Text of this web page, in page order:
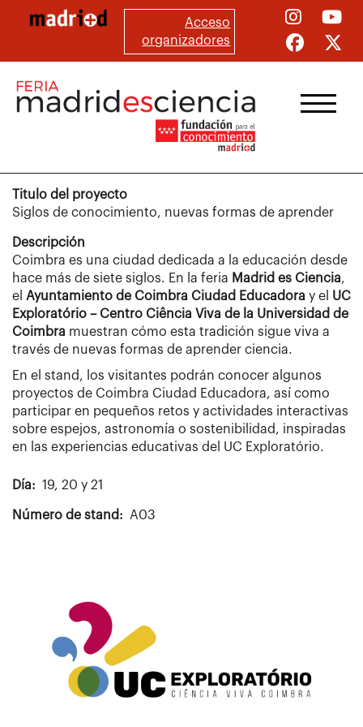
principal
Acceso
organizadores
Titulo del proyecto
Siglos de conocimiento, nuevas formas de aprender
Descripción
Coimbra es una ciudad dedicada a la educación desde
hace más de siete siglos. En la feria Madrid es Ciencia,
el Ayuntamiento de Coimbra Ciudad Educadora y el UC
Exploratório – Centro Ciência Viva de la Universidad de
Coimbra muestran cómo esta tradición sigue viva a
través de nuevas formas de aprender ciencia.
En el stand, los visitantes podrán conocer algunos
proyectos de Coimbra Ciudad Educadora, así como
participar en pequeños retos y actividades interactivas
sobre espejos, astronomía o sostenibilidad, inspiradas
en las experiencias educativas del UC Exploratório.
Día 19, 20 y 21
Número de stand A03